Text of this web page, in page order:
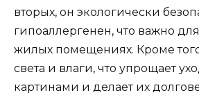
вторых, он экологически
гипоаллергенен, что важно
жилых помещениях. Кроме
света и влаги, что упрощает
картинами и делает их